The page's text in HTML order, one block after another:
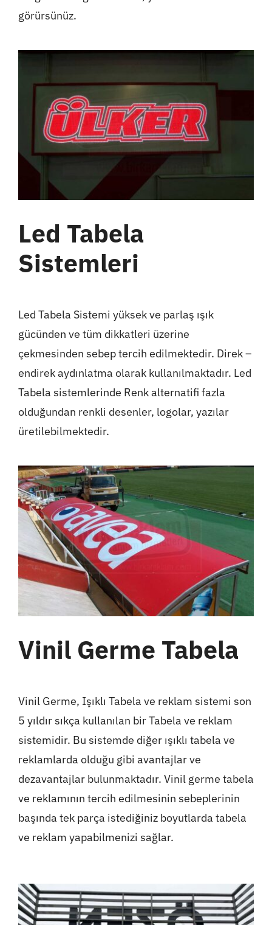
görürsünüz.
Led Tabela
Sistemleri
Led Tabela Sistemi yüksek ve parlaş ışık
gücünden ve tüm dikkatleri üzerine
çekmesinden sebep tercih edilmektedir. Direk –
endirek aydınlatma olarak kullanılmaktadır. Led
Tabela sistemlerinde Renk alternatifi fazla
olduğundan renkli desenler, logolar, yazılar
üretilebilmektedir.
Vinil Germe Tabela
Vinil Germe, Işıklı Tabela ve reklam sistemi son
5 yıldır sıkça kullanılan bir Tabela ve reklam
sistemidir. Bu sistemde diğer ışıklı tabela ve
reklamlarda olduğu gibi avantajlar ve
dezavantajlar bulunmaktadır. Vinil germe tabela
ve reklamının tercih edilmesinin sebeplerinin
başında tek parça istediğiniz boyutlarda tabela
ve reklam yapabilmenizi sağlar.